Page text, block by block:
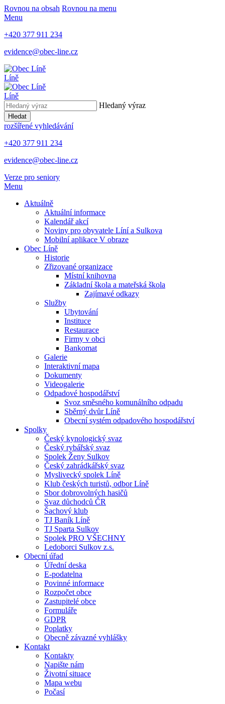
Rovnou na obsah Rovnou na menu
Menu
+420 377 911 234
evidence@obec-line.cz
Líně
Líně
Hledaný výraz
Hledat
rozšířené vyhledávání
+420 377 911 234
evidence@obec-line.cz
Verze pro seniory
Menu
Aktuálně
Aktuální informace
Kalendář akcí
Noviny pro obyvatele Líní a Sulkova
Mobilní aplikace V obraze
Obec Líně
Historie
Zřizované organizace
Místní knihovna
Základní škola a mateřská škola
Zajímavé odkazy
Služby
Ubytování
Instituce
Restaurace
Firmy v obci
Bankomat
Galerie
Interaktivní mapa
Dokumenty
Videogalerie
Odpadové hospodářství
Svoz směsného komunálního odpadu
Sběrný dvůr Líně
Obecní systém odpadového hospodářství
Spolky
Český kynologický svaz
Český rybářský svaz
Spolek Ženy Sulkov
Český zahrádkářský svaz
Myslivecký spolek Líně
Klub českých turistů, odbor Líně
Sbor dobrovolných hasičů
Svaz důchodců ČR
Šachový klub
TJ Baník Líně
TJ Sparta Sulkov
Spolek PRO VŠECHNY
Ledoborci Sulkov z.s.
Obecní úřad
Úřední deska
E-podatelna
Povinné informace
Rozpočet obce
Zastupitelé obce
Formuláře
GDPR
Poplatky
Obecně závazné vyhlášky
Kontakt
Kontakty
Napište nám
Životní situace
Mapa webu
Počasí